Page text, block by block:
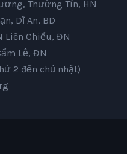
Thường Tín, HN
Dĩ An, BD
Liên Chiểu, ĐN
Lệ, ĐN
2 đến chủ nhật)